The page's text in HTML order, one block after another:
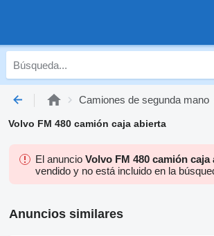
Camiones de segunda mano
Volvo FM 480 camión caja abierta
El anuncio Volvo FM 480 camión caja
vendido y no está incluido en la
Anuncios similares